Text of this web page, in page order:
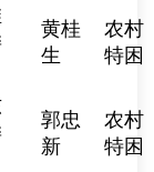
黄桂
生
农村
特困
郭忠
新
农村
特困